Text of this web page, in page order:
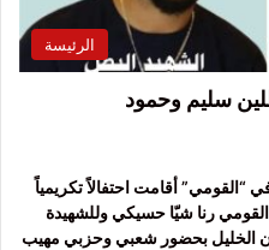
الرئيسة
سليم وحمود
“القومي” أقامت احتفالاً تكريمياً
رنا شيّا حسيكي وللشهيدة
الخليل بحضور شعبي وحزبي مهيب